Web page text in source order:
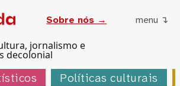
jornalismo e
decolonial
Sobre nós → menu ↴
Políticas culturais